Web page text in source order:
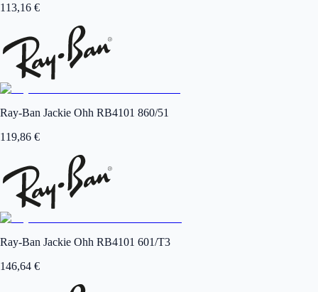
113,16 €
Ray-Ban Jackie Ohh RB4101 860/51
119,86 €
Ray-Ban Jackie Ohh RB4101 601/T3
146,64 €